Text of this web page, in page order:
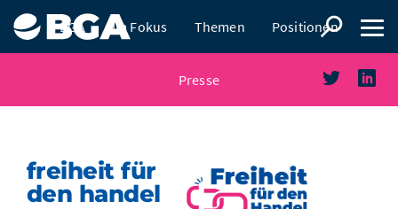
BGA Im Fokus Themen Positionen
Presse
freiheit für
den handel